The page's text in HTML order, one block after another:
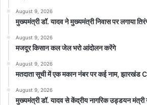
August 9, 2026
मुख्यमंत्री डॉ. यादव ने मुख्यमंत्री निवास पर लगाया
August 9, 2026
मजदूर किसान कल जेल भरो आंदोलन करेंगे
August 9, 2026
मतदाता सूची में एक मकान नंबर पर कई नाम, झारखंड
August 9, 2026
मुख्यमंत्री डॉ. यादव से केंद्रीय नागरिक उड्डयन